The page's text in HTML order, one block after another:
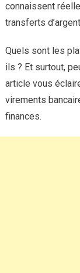
connaissent
transferts
Quels sont les
ils ? Et surtout,
article vous
virements
finances.